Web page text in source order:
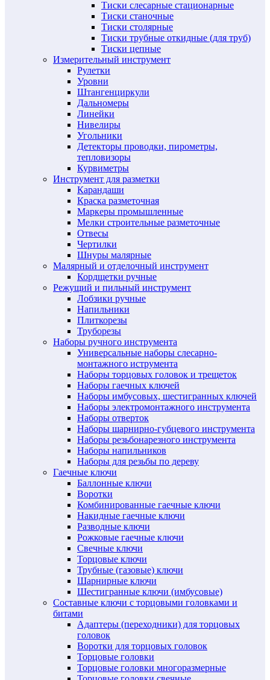
Тиски слесарные стационарные
Тиски станочные
Тиски столярные
Тиски трубные откидные (для труб)
Тиски цепные
Измерительный инструмент
Рулетки
Уровни
Штангенциркули
Дальномеры
Линейки
Нивелиры
Угольники
Детекторы проводки, пирометры,
тепловизоры
Курвиметры
Инструмент для разметки
Карандаши
Краска разметочная
Маркеры промышленные
Мелки строительные разметочные
Отвесы
Чертилки
Шнуры малярные
Малярный и отделочный инструмент
Кордщетки ручные
Режущий и пильный инструмент
Лобзики ручные
Напильники
Плиткорезы
Труборезы
Наборы ручного инструмента
Универсальные наборы слесарно-
монтажного иструмента
Наборы торцовых головок и трещеток
Наборы гаечных ключей
Наборы имбусовых, шестигранных ключей
Наборы электромонтажного инструмента
Наборы отверток
Наборы шарнирно-губцевого инструмента
Наборы резьбонарезного инструмента
Наборы напильников
Наборы для резьбы по дереву
Гаечные ключи
Баллонные ключи
Воротки
Комбинированные гаечные ключи
Накидные гаечные ключи
Разводные ключи
Рожковые гаечные ключи
Свечные ключи
Торцовые ключи
Трубные (газовые) ключи
Шарнирные ключи
Шестигранные ключи (имбусовые)
Составные ключи с торцовыми головками и
битами
Адаптеры (переходники) для торцовых
головок
Воротки для торцовых головок
Торцовые головки
Торцовые головки многоразмерные